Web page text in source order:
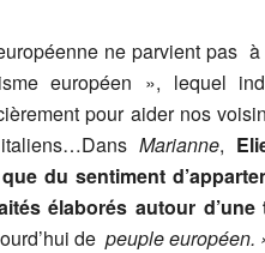
ne parvient pas
européen », lequel
pour aider nos
Marianne,
du sentiment
élaborés autour
de peuple européen.